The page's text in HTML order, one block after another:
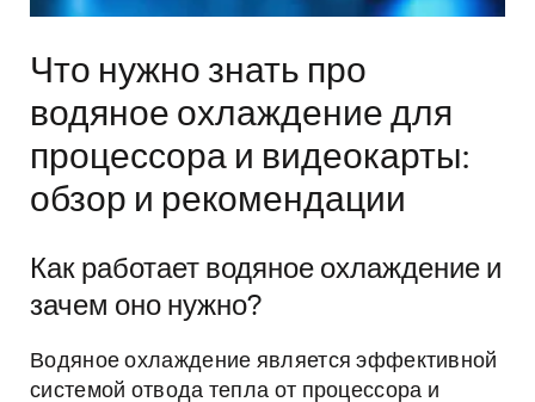
Что нужно знать про
водяное охлаждение для
процессора и видеокарты:
обзор и рекомендации
Как работает водяное охлаждение и
зачем оно нужно?
Водяное охлаждение является эффективной
системой отвода тепла от процессора и